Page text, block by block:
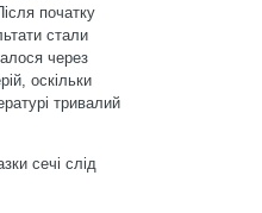
початку
стали
через
оскільки
тривалий
сечі слід